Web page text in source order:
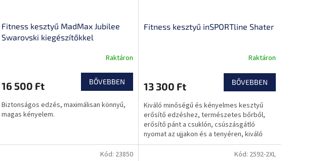
Fitness kesztyű MadMax Jubilee
Swarovski kiegészítőkkel
Raktáron
16 500 Ft BŐVEBBEN
Biztonságos edzés, maximálisan könnyű,
magas kényelem.
Fitness kesztyű inSPORTline Shater
Raktáron
13 300 Ft BŐVEBBEN
Kiváló minőségű és kényelmes kesztyű
erősítő edzéshez, természetes bőrből,
erősítő pánt a csuklón, csúszásgátló
nyomat az ujjakon és a tenyéren, kiváló
légáramlás.
Kód: 23850 Kód: 2592-2XL